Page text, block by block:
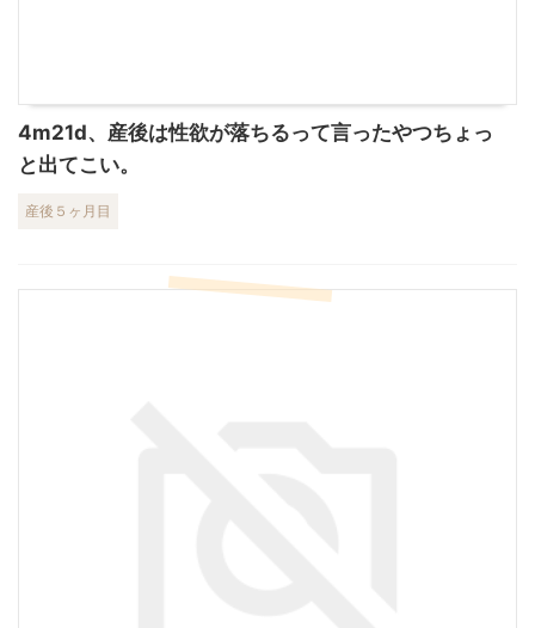
4m21d、産後は性欲が落ちるって言ったやつちょっ
と出てこい。
産後５ヶ月目